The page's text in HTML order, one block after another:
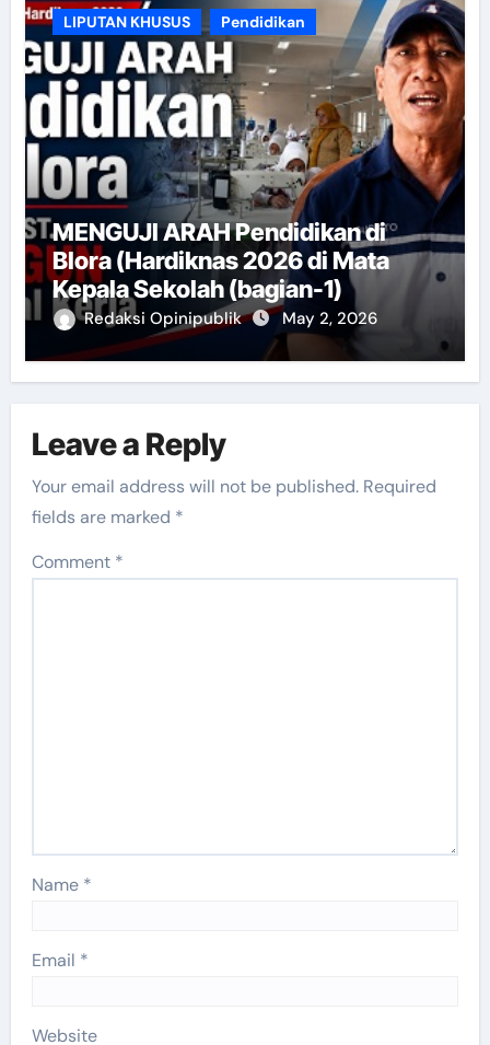
LIPUTAN KHUSUS Pendidikan
MENGUJI ARAH Pendidikan di
Blora (Hardiknas 2026 di Mata
Kepala Sekolah (bagian-1)
Redaksi Opinipublik May 2, 2026
Leave a Reply
Your email address will not be published. Required
fields are marked *
Comment *
Name *
Email *
Website